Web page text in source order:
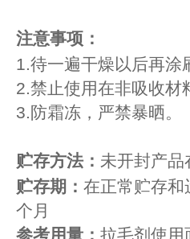
注意事项：
1.待一遍干燥以后再涂
2.禁止使用在非吸收材
3.防霜冻，严禁暴晒。
贮存方法： 未开封产品
贮存期： 在正常贮存和
个月
参考用量： 拉毛剂使用